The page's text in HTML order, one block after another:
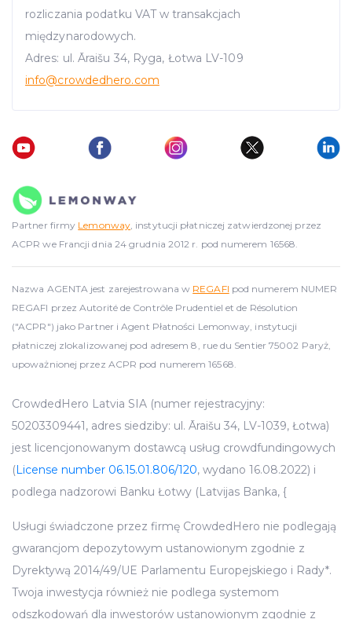
rozliczania podatku VAT w transakcjach
międzynarodowych.
Adres: ul. Āraišu 34, Ryga, Łotwa LV-109
info@crowdedhero.com
Partner firmy Lemonway, instytucji płatniczej zatwierdzonej przez
ACPR we Francji dnia 24 grudnia 2012 r. pod numerem 16568.
Nazwa AGENTA jest zarejestrowana w REGAFI pod numerem NUMER
REGAFI przez Autorité de Contrôle Prudentiel et de Résolution
("ACPR") jako Partner i Agent Płatności Lemonway, instytucji
płatniczej zlokalizowanej pod adresem 8, rue du Sentier 75002 Paryż,
upoważnionej przez ACPR pod numerem 16568.
CrowdedHero Latvia SIA (numer rejestracyjny:
50203309441, adres siedziby: ul. Āraišu 34, LV-1039, Łotwa)
jest licencjonowanym dostawcą usług crowdfundingowych
(License number 06.15.01.806/120, wydano 16.08.2022) i
podlega nadzorowi Banku Łotwy (Latvijas Banka, {
Usługi świadczone przez firmę CrowdedHero nie podlegają
gwarancjom depozytowym ustanowionym zgodnie z
Dyrektywą 2014/49/UE Parlamentu Europejskiego i Rady*.
Twoja inwestycja również nie podlega systemom
odszkodowań dla inwestorów ustanowionym zgodnie z